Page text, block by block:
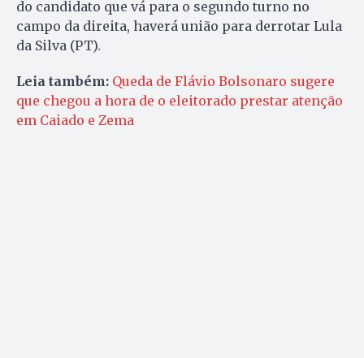
do candidato que vá para o segundo turno no
campo da direita, haverá união para derrotar Lula
da Silva (PT).
Leia também: Queda de Flávio Bolsonaro sugere
que chegou a hora de o eleitorado prestar atenção
em Caiado e Zema